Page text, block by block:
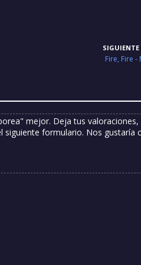
Fire, Fire
mejor. Deja tus valoraciones,
siguiente formulario. Nos gustaría